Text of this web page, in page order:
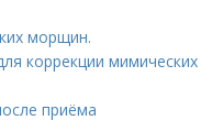
морщин.
коррекции мимических
приёма